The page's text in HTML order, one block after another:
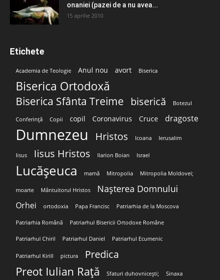
onaniei (pazei de a nu avea...
15 aprilie 2010
Etichete
Academia de Teologie Anul nou avort Biserica
Biserica Ortodoxă
Biserica Sfânta Treime biserică Botezul
Conferință Copii copil Coronavirus Cruce dragoste
Dumnezeu Hristos Icoana Ierusalim
Iisus Iisus Hristos Ilarion Boian Israel
Lucășeuca mamă Mitropolia Mitropolia Moldovei;
moarte Mântuitorul Hristos Nașterea Domnului
Orhei ortodoxia Papa Francisc Patriarhia de la Moscova
Patriarhia Română Patriarhul Bisericii Ortodoxe Române
Patriarhul Chiril Patriarhul Daniel Patriarhul Ecumenic
Patriarhul Kirill pictura Predica
Preot Iulian Rață Sfaturi duhovnicești; Sinaxa